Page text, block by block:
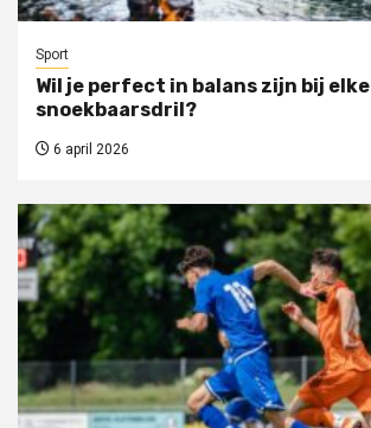
Sport
Wil je perfect in balans zijn bij elke
snoekbaarsdril?
6 april 2026